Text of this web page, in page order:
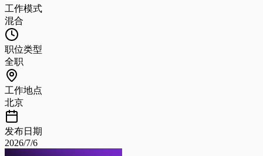
工作模式
混合
职位类型
全职
工作地点
北京
发布日期
2026/7/6